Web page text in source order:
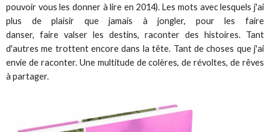
pouvoir vous les donner à lire en 2014). Les mots avec lesquels j'ai
plus de plaisir que jamais à jongler, pour les faire
danser, faire valser les destins, raconter des histoires. Tant
d'autres me trottent encore dans la tête. Tant de choses que j'ai
envie de raconter. Une multitude de colères, de révoltes, de rêves
à partager.